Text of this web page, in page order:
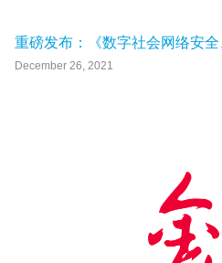
重磅发布：《数字社会网络安全
December 26, 2021